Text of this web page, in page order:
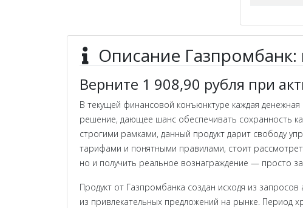
Описание
Верните 1 908,90 рубля при
В текущей финансовой конъюнктуре каждая
решение, дающее шанс обеспечивать сохранность
строгими рамками, данный продукт дарит свободу
тарифами и понятными правилами, стоит
но и получить реальное вознаграждение — просто
Продукт от Газпромбанка создан исходя из
из привлекательных предложений на рынке. Период